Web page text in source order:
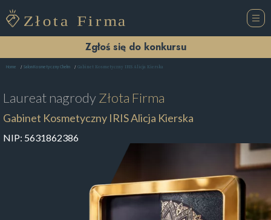
Zgłoś się do konkursu
Home Salon Kosmetyczny Chełm Gabinet Kosmetyczny IRIS Alicja Kierska
Laureat nagrodyZłota Firma
Gabinet Kosmetyczny IRIS Alicja Kierska
NIP: 5631862386